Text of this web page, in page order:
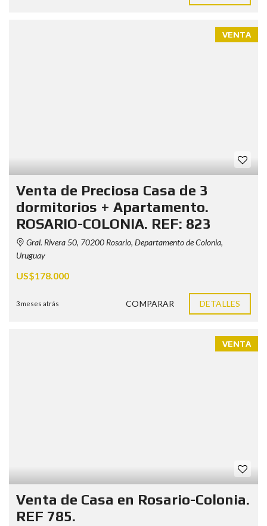
VENTA
Venta de Preciosa Casa de 3
dormitorios + Apartamento.
ROSARIO-COLONIA. REF: 823
Gral. Rivera 50, 70200 Rosario, Departamento de Colonia,
Uruguay
US$178.000
3 meses atrás COMPARAR DETALLES
VENTA
Venta de Casa en Rosario-Colonia.
REF 785.